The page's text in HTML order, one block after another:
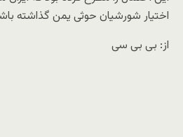
اختیار شورشیان حوثی یمن گذاشته
از: بی بی سی